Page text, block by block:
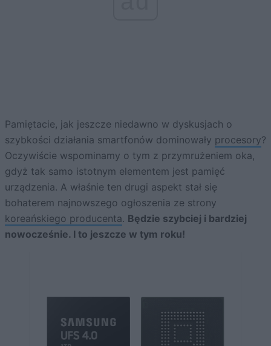
Pamiętacie, jak jeszcze niedawno w dyskusjach o
szybkości działania smartfonów dominowały procesory?
Oczywiście wspominamy o tym z przymrużeniem oka,
gdyż tak samo istotnym elementem jest pamięć
urządzenia. A właśnie ten drugi aspekt stał się
bohaterem najnowszego ogłoszenia ze strony
koreańskiego producenta. Będzie szybciej i bardziej
nowocześnie. I to jeszcze w tym roku!